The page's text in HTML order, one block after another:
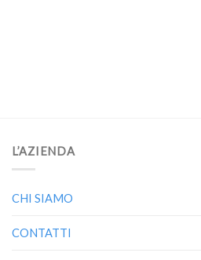
L’AZIENDA
CHI SIAMO
CONTATTI